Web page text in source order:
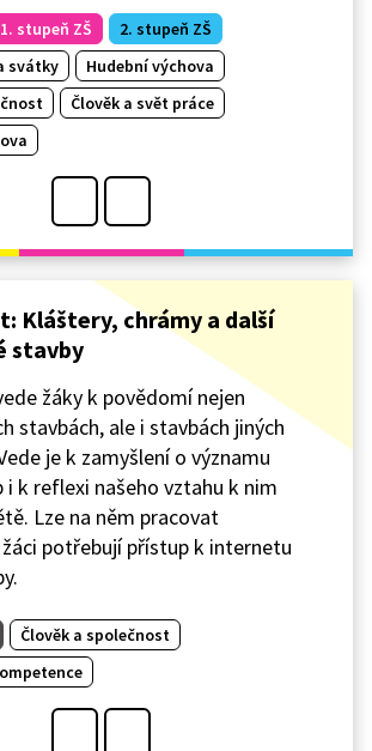
1. stupeň ZŠ
2. stupeň ZŠ
svátky
Hudební výchova
Člověk a svět práce
Kláštery, chrámy a další
stavby
žáky k povědomí nejen
stavbách, ale i stavbách jiných
je k zamyšlení o významu
k reflexi našeho vztahu k nim
Lze na něm pracovat
potřebují přístup k internetu
Člověk a společnost